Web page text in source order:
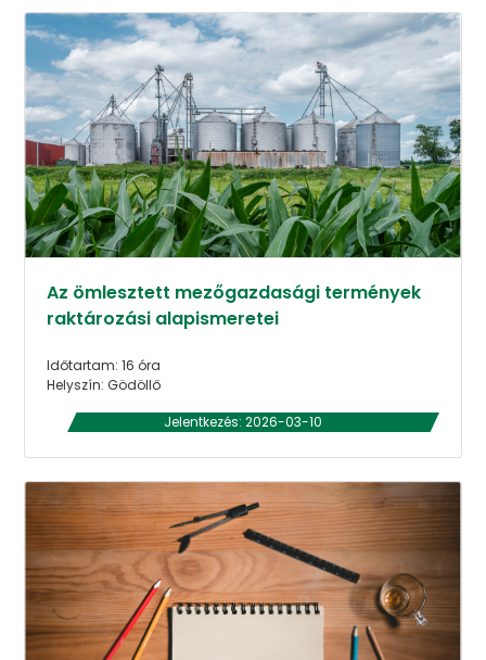
Az ömlesztett mezőgazdasági termények
raktározási alapismeretei
Időtartam: 16 óra
Helyszín: Gödöllő
Jelentkezés: 2026-03-10